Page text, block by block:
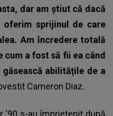
dar am știut că dacă
oferim sprijinul de care
Am încredere totală
cum a fost să fii ea când
abilitățile de a
Cameron Diaz.
'90 s-au împrietenit după